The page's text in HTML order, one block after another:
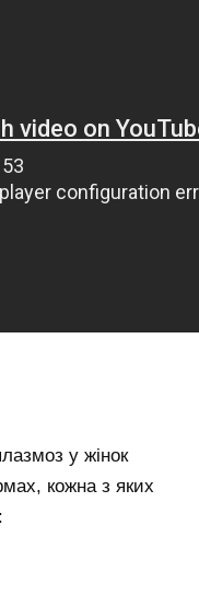
у жінок
кожна з яких